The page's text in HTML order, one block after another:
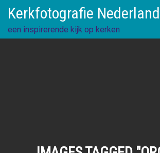
content
Kerkfotografie Nederland
een inspirerende kijk op kerken